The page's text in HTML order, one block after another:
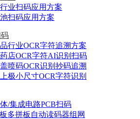
业扫码应用方案
扫码应用方案
行业OCR字符追溯方案
店OCR字符AI识别扫码
喷码OCR识别抄码追溯
极小尺寸OCR字符识别
/集成电路PCB扫码
多拼板自动读码器组网